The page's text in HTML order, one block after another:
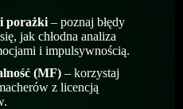
i porażki – poznaj błędy
jak chłodna analiza
i impulsywnością.
(MF) – korzystaj
z licencją